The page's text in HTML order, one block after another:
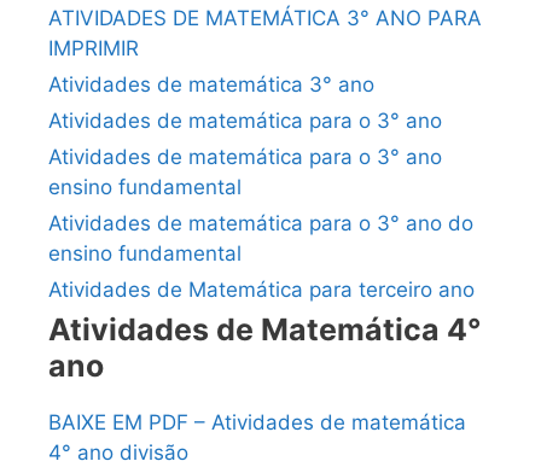
ATIVIDADES DE MATEMÁTICA 3° ANO PARA
IMPRIMIR
Atividades de matemática 3° ano
Atividades de matemática para o 3° ano
Atividades de matemática para o 3° ano
ensino fundamental
Atividades de matemática para o 3° ano do
ensino fundamental
Atividades de Matemática para terceiro ano
Atividades de Matemática 4°
ano
BAIXE EM PDF – Atividades de matemática
4° ano divisão